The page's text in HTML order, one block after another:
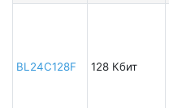
BL24C128F 128 Кбит